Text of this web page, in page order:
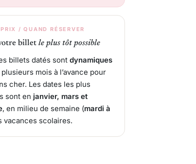
/ QUAND RÉSERVER
billetle plus tôt possible
billets datés sontdynamiques
mois à l’avance pour
cher. Les dates les plus
sont en janvier, mars et
, en milieu de semaine (mardi à
vacances scolaires.